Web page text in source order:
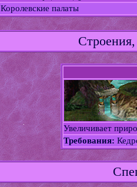
Королевские палаты
Увеличивает
Требования: